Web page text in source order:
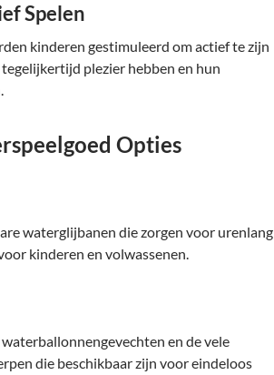
Spelen
kinderen gestimuleerd om actief te zijn
plezier hebben en hun
Opties
waterglijbanen die zorgen voor urenlang
kinderen en volwassenen.
en de vele
die beschikbaar zijn voor eindeloos